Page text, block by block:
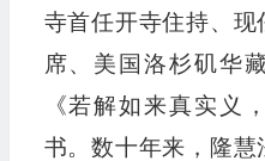
寺首任开寺住持、
席、美国洛杉矶华
《若解如来真实义
书。数十年来，隆慧